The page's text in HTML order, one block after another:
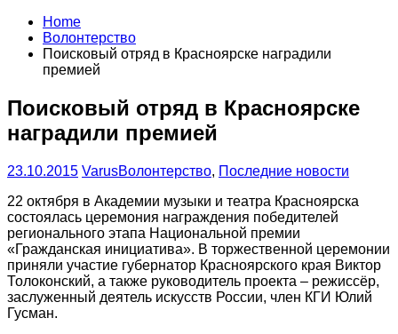
Home
Волонтерство
Поисковый отряд в Красноярске наградили
премией
Поисковый отряд в Красноярске
наградили премией
23.10.2015 VarusВолонтерство, Последние новости
22 октября в Академии музыки и театра Красноярска
состоялась церемония награждения победителей
регионального этапа Национальной премии
«Гражданская инициатива». В торжественной церемонии
приняли участие губернатор Красноярского края Виктор
Толоконский, а также руководитель проекта – режиссёр,
заслуженный деятель искусств России, член КГИ Юлий
Гусман.